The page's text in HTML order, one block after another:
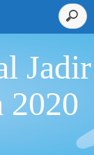
Jadir
2020